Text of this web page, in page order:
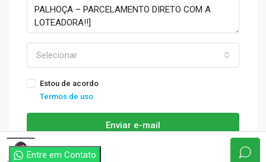
Selecionar
Estou de acordo
Termos de uso
Enviar e-mail
thayse
Entre em Contato